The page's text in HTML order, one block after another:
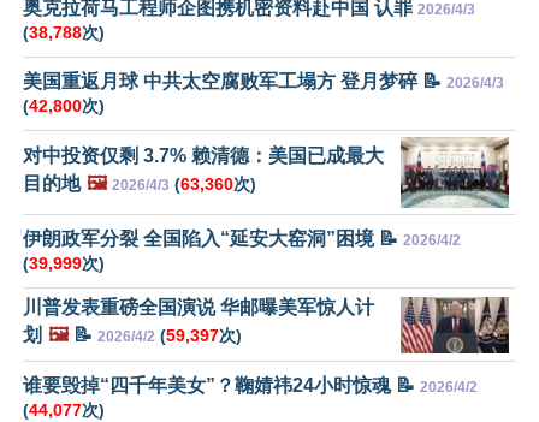
奥克拉荷马工程师企图携机密资料赴中国 认罪 2026/4/3
(38,788次)
美国重返月球 中共太空腐败军工塌方 登月梦碎 📝 2026/4/3
(42,800次)
对中投资仅剩 3.7% 赖清德：美国已成最大
目的地 🖼️ 2026/4/3 (63,360次)
伊朗政军分裂 全国陷入“延安大窑洞”困境 📝 2026/4/2
(39,999次)
川普发表重磅全国演说 华邮曝美军惊人计
划 🖼️📝 2026/4/2 (59,397次)
谁要毁掉“四千年美女”？鞠婧祎24小时惊魂 📝 2026/4/2
(44,077次)